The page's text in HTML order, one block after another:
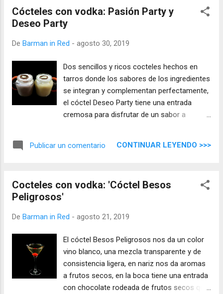
Cócteles con vodka: Pasión Party y
Deseo Party
De Barman in Red - agosto 30, 2019
Dos sencillos y ricos cocteles hechos en
tarros donde los sabores de los ingredientes
se integran y complementan perfectamente,
el cóctel Deseo Party tiene una entrada
cremosa para disfrutar de un sabor a
en vainilla y caramelo para hacernos
Publicar un comentario CONTINUAR LEYENDO >>>
Cocteles con vodka: 'Cóctel Besos
Peligrosos'
De Barman in Red - agosto 21, 2019
El cóctel Besos Peligrosos nos da un color
vino blanco, una mezcla transparente y de
consistencia ligera, en nariz nos da aromas
a frutos secos, en la boca tiene una entrada
con chocolate rodeada de frutos secos que